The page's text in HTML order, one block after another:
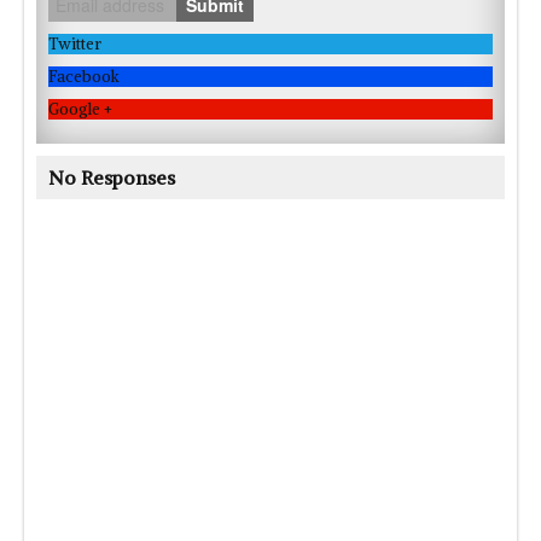
Twitter
Facebook
Google +
No Responses